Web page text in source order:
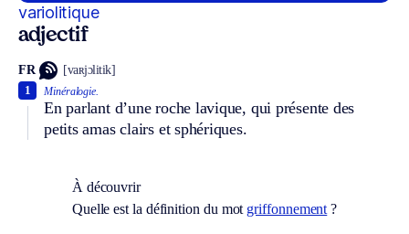
variolitique
adjectif
FR [vaʀjɔlitik]
Minéralogie.
En parlant d’une roche lavique, qui présente des
petits amas clairs et sphériques.
1
À découvrir
Quelle est la définition du mot griffonnement ?